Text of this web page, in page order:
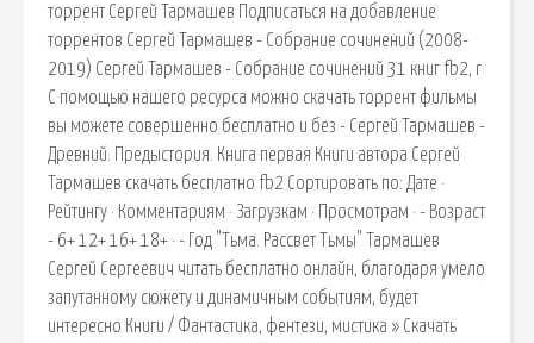
торрент Сергей Тармашев Подписаться на добавление
торрентов Сергей Тармашев - Собрание сочинений (2008-
2019) Сергей Тармашев - Собрание сочинений 31 книг fb2, r
С помощью нашего ресурса можно скачать торрент фильмы
вы можете совершенно бесплатно и без - Сергей Тармашев -
Древний. Предыстория. Книга первая Книги автора Сергей
Тармашев скачать бесплатно fb2 Сортировать по: Дате ·
Рейтингу · Комментариям · Загрузкам · Просмотрам · - Возраст
- 6+ 12+ 16+ 18+ · - Год "Тьма. Рассвет Тьмы" Тармашев
Сергей Сергеевич читать бесплатно онлайн, благодаря умело
запутанному сюжету и динамичным событиям, будет
интересно Книги / Фантастика, фентези, мистика » Скачать